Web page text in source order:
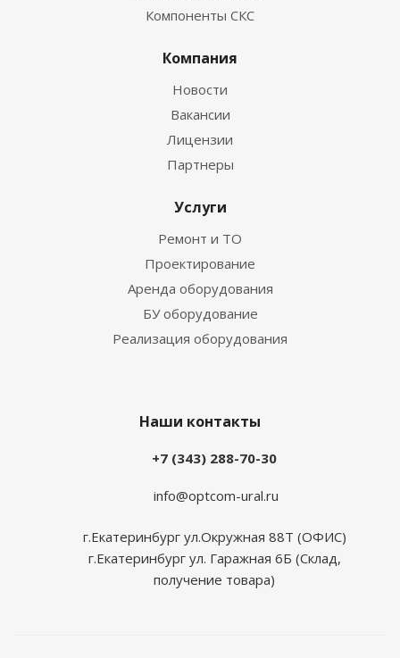
Компоненты СКС
Компания
Новости
Вакансии
Лицензии
Партнеры
Услуги
Ремонт и ТО
Проектирование
Аренда оборудования
БУ оборудование
Реализация оборудования
Наши контакты
+7 (343) 288-70-30
info@optcom-ural.ru
г.Екатеринбург ул.Окружная 88Т (ОФИС)
г.Екатеринбург ул. Гаражная 6Б (Склад,
получение товара)